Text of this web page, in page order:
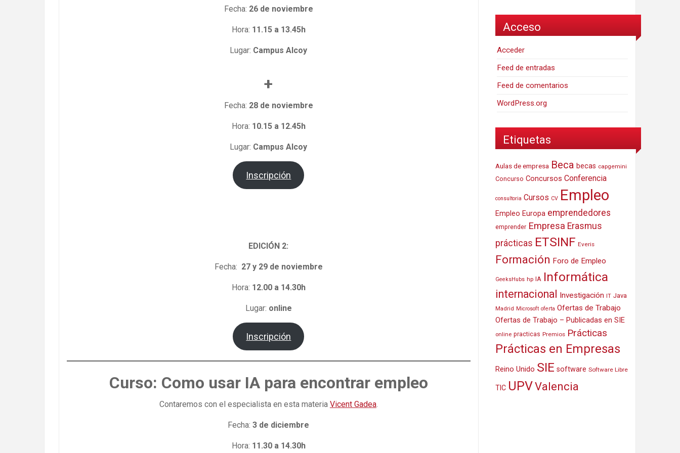
Fecha: 26 de noviembre
Hora: 11.15 a 13.45h
Lugar: Campus Alcoy
+
Fecha: 28 de noviembre
Hora: 10.15 a 12.45h
Lugar: Campus Alcoy
Inscripción
EDICIÓN 2:
Fecha: 27 y 29 de noviembre
Hora: 12.00 a 14.30h
Lugar: online
Inscripción
Curso: Como usar IA para encontrar empleo
Contaremos con el especialista en esta materia Vicent Gadea.
Fecha: 3 de diciembre
Hora: 11.30 a 14.30h
Acceso
Acceder
Feed de entradas
Feed de comentarios
WordPress.org
Etiquetas
Aulas de empresa Beca becas capgemini
Concurso Concursos Conferencia
consultoria Cursos CV Empleo
Empleo Europa emprendedores
emprender Empresa Erasmus
prácticas ETSINF Everis
Formación Foro de Empleo
GeeksHubs hp IA Informática
internacional Investigación IT Java
Madrid Microsoft oferta Ofertas de Trabajo
Ofertas de Trabajo – Publicadas en SIE
online practicas Premios Prácticas
Prácticas en Empresas
Reino Unido SIE software Software Libre
TIC UPVValencia